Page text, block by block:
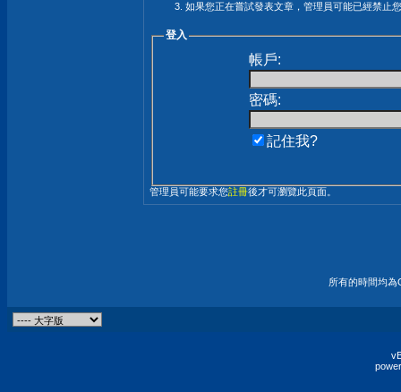
如果您正在嘗試發表文章，管理員可能已經禁止
登入
帳戶:
密碼:
記住我?
管理員可能要求您註冊後才可瀏覽此頁面。
所有的時間均為